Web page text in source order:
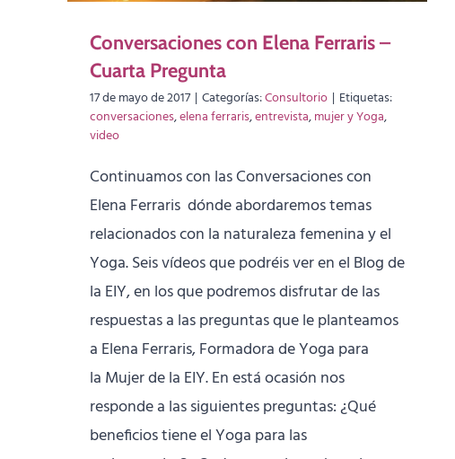
Conversaciones con Elena Ferraris –
Cuarta Pregunta
17 de mayo de 2017 | Categorías:Consultorio | Etiquetas:
conversaciones,elena ferraris,entrevista,mujer y Yoga,
video
Continuamos con las Conversaciones con
Elena Ferraris dónde abordaremos temas
relacionados con la naturaleza femenina y el
Yoga. Seis vídeos que podréis ver en el Blog de
la EIY, en los que podremos disfrutar de las
respuestas a las preguntas que le planteamos
a Elena Ferraris, Formadora de Yoga para
la Mujer de la EIY. En está ocasión nos
responde a las siguientes preguntas: ¿Qué
beneficios tiene el Yoga para las